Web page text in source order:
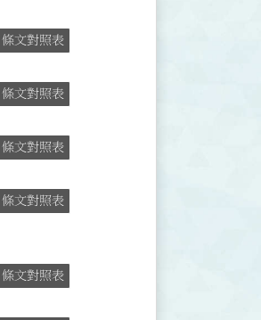
條文對照表
條文對照表
條文對照表
條文對照表
條文對照表